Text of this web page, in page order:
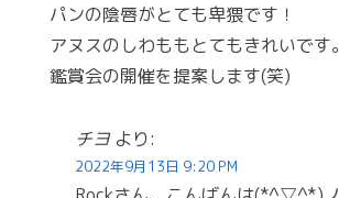
パンの陰唇がとても卑猥です！
アヌスのしわももとてもきれいです。
鑑賞会の開催を提案します(笑)
チヨ より:
2022年9月13日 9:20 PM